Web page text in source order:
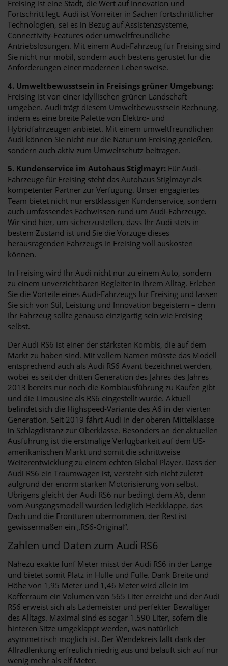
Freising ist eine Stadt, die Wert auf Innovation und
Fortschritt legt. Audi ist Vorreiter in Sachen fortschrittlicher
Technologien, sei es in Bezug auf Assistenzsysteme,
Connectivity-Features oder umweltfreundliche
Antriebslösungen. Mit einem Audi-Fahrzeug für Freising sind
Sie nicht nur mobil, sondern auch bestens gerüstet für die
Anforderungen einer modernen Lebensweise.
4. Umweltbewusstsein in Freisings grüner Umgebung:
Freising ist von einer idyllischen grünen Landschaft
umgeben. Audi trägt diesem Umweltbewusstsein Rechnung,
indem es eine breite Palette von Elektro- und
Hybridfahrzeugen anbietet. Mit einem umweltfreundlichen
Audi können Sie nicht nur die Natur um Freising genießen,
sondern auch aktiv zum Umweltschutz beitragen.
5. Kundenservice im Autohaus Stiglmayr: Für Audi-
Fahrzeuge für Freising steht das Autohaus Stiglmayr als
kompetenter Partner zur Verfügung. Unser engagiertes
Team bietet nicht nur erstklassigen Kundenservice, sondern
auch umfassendes Fachwissen rund um Audi-Fahrzeuge.
Wir sind hier, um sicherzustellen, dass Ihr Audi stets in
bestem Zustand ist und Sie die Vorzüge dieses
herausragenden Fahrzeugs in Freising voll auskosten
können.
In Freising wird Ihr Audi nicht nur zu einem Auto, sondern
zu einem unverzichtbaren Begleiter in Ihrem Alltag. Erleben
Sie die Vorteile eines Audi-Fahrzeugs für Freising und lassen
Sie sich von Stil, Leistung und Innovation begeistern – denn
Ihr Fahrzeug sollte genauso einzigartig sein wie Freising
selbst.
Der Audi RS6 ist einer der stärksten Kombis, die auf dem
Markt zu haben sind. Mit vollem Namen müsste das Modell
entsprechend auch als Audi RS6 Avant bezeichnet werden,
wobei es seit der dritten Generation des Jahres des Jahres
2013 bereits nur noch die Kombiausführung zu Kaufen gibt
und die Limousine als RS6 eingestellt wurde. Aktuell
befindet sich die Highspeed-Variante des A6 in der vierten
Generation. Seit 2019 fährt Audi in der oberen Mittelklasse
in Schlagdistanz zur Oberklasse. Besonders an der aktuellen
Ausführung ist die erstmalige Verfügbarkeit auf dem US-
amerikanischen Markt und somit die schrittweise
Weiterentwicklung zu einem echten Global Player. Dass der
Audi RS6 ein Traumwagen ist, versteht sich nicht zuletzt
aufgrund der enorm starken Motorisierung von selbst.
Übrigens gleicht der Audi RS6 nur bedingt dem A6, denn
vom Ausgangsmodell wurden lediglich Heckklappe, das
Dach und die Fronttüren übernommen, der Rest ist
gewissermaßen ein „RS6-Original“.
Zahlen und Daten zum Audi RS6
Nahezu exakte fünf Meter misst der Audi RS6 in der Länge
und bietet somit Platz in Hülle und Fülle. Dank Breite und
Höhe von 1,95 Meter und 1,46 Meter wird allein im
Kofferraum ein Volumen von 565 Liter erreicht und der Audi
RS6 erweist sich als Lademeister und perfekter Bewältiger
des Alltags. Maximal sind es sogar 1.590 Liter, sofern die
hinteren Sitze umgeklappt werden, was natürlich
asymmetrisch möglich ist. Der Wendekreis fällt dank der
Allradlenkung erfreulich niedrig aus und beläuft sich auf nur
wenig mehr als elf Meter.